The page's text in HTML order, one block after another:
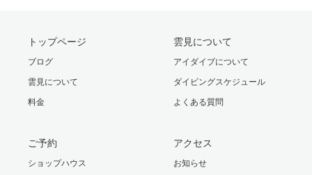
トップページ
ブログ
雲見について
料金
雲見について
アイダイブについて
ダイビングスケジュール
よくある質問
ご予約
ショップハウス
アクセス
お知らせ